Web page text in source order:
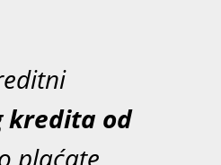
kredita od
plaćate